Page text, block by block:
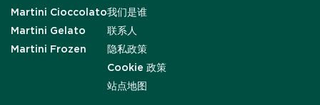
Martini Cioccolato
Martini Gelato
Martini Frozen
我们是谁
联系人
隐私政策
Cookie 政策
站点地图